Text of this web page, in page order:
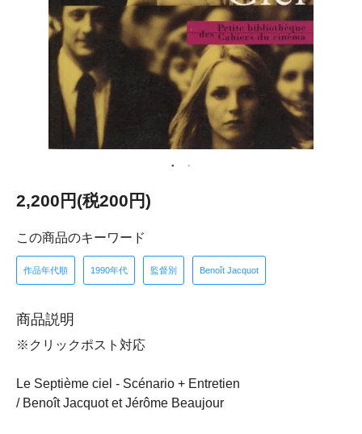
2,200円(税200円)
この商品のキーワード
作品年代順 1990年代 監督別 Benoît Jacquot
商品説明
※クリックポスト対応
Le Septième ciel - Scénario + Entretien
/ Benoît Jacquot et Jérôme Beaujour